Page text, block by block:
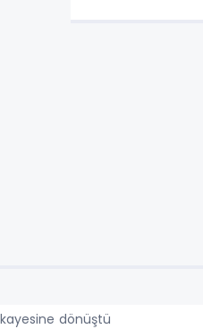
dönüştü